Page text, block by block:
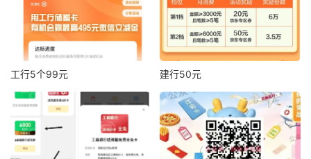
工行5个99元 建行50元